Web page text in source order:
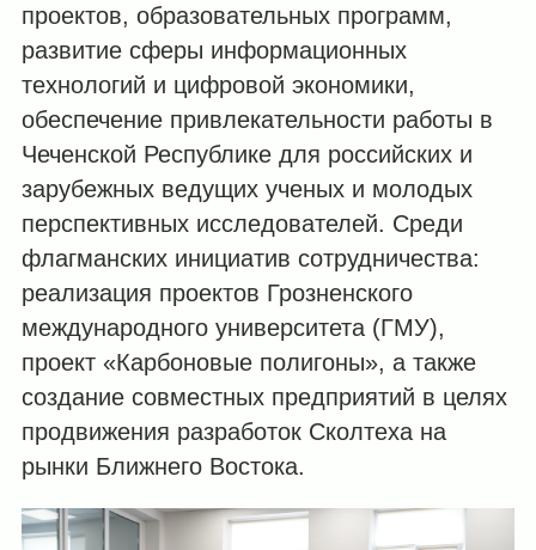
проектов, образовательных программ,
развитие сферы информационных
технологий и цифровой экономики,
обеспечение привлекательности работы в
Чеченской Республике для российских и
зарубежных ведущих ученых и молодых
перспективных исследователей. Среди
флагманских инициатив сотрудничества:
реализация проектов Грозненского
международного университета (ГМУ),
проект «Карбоновые полигоны», а также
создание совместных предприятий в целях
продвижения разработок Сколтеха на
рынки Ближнего Востока.